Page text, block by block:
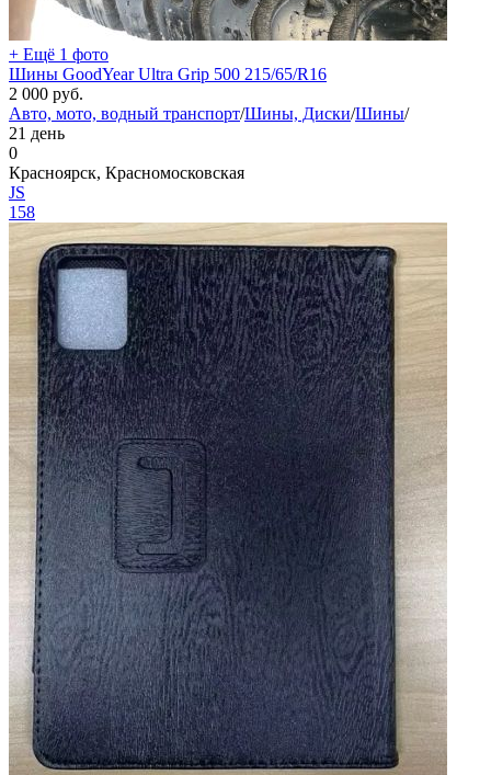
+ Ещё 1 фото
Шины GoodYear Ultra Grip 500 215/65/R16
2 000 руб.
Авто, мото, водный транспорт/Шины, Диски/Шины/
21 день
0
Красноярск, Красномосковская
JS
158